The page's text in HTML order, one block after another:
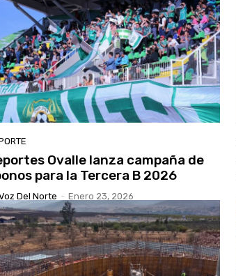
Ovalle lanza campaña de
para la Tercera B 2026
Del Norte - Enero 23, 2026